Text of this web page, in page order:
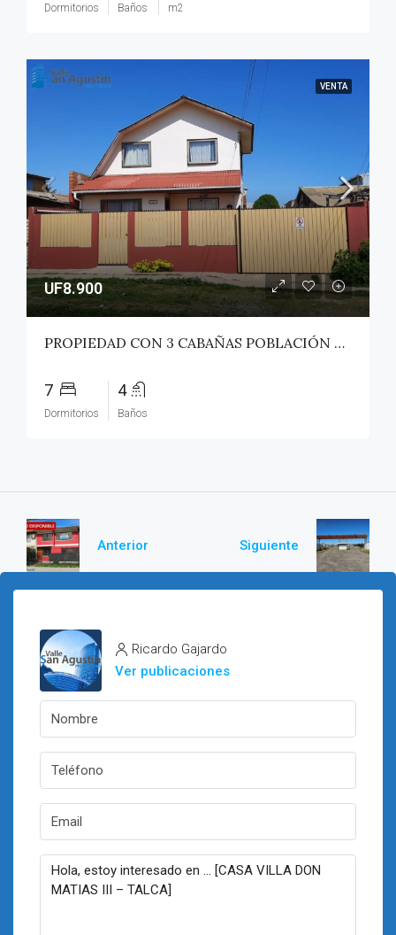
Dormitorios Baños m2
VENTA
UF8.900
PROPIEDAD CON 3 CABAÑAS POBLACIÓN ROSS – PICHILEMU
7
Dormitorios
4
Baños
Anterior Siguiente
Ricardo Gajardo
Ver publicaciones